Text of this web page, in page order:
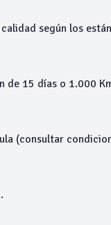
según los
de 15 días o 1.000
(consultar